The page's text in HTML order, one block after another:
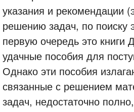
указания и рекомендации
решению задач, по поиску
первую очередь это книги
удачные пособия для
Однако эти пособия
связанные с решением
задач, недостаточно